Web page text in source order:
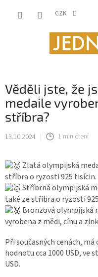
CZK
Věděli jste, že
medaile
stříbra?
13.10.2024 1 min čtení
Zlatá olympijská
stříbra o ryzosti 925
Stříbrná olympijská
také ze stříbra o ryzosti
Bronzová olympijská
vyrobena z mědi, cínu a
Při současných cenách,
hodnotu cca 1000 USD, ve
USD.